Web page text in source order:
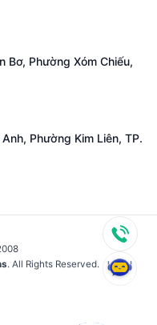
Bơ, Phường Xóm Chiếu,
Phường Kim Liên, TP.
. All Rights Reserved.